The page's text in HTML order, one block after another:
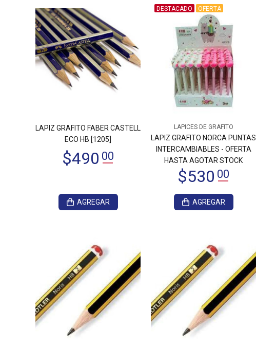
LAPIZ GRAFITO FABER CASTELL
ECO HB [1205]
AGREGAR
DESTACADO OFERTA
LAPICES DE GRAFITO
LAPIZ GRAFITO NORCA PUNTAS
INTERCAMBIABLES - OFERTA
HASTA AGOTAR STOCK
AGREGAR